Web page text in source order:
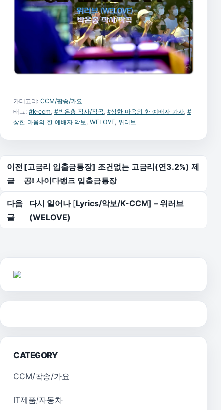
카테고리: CCM/팝송/가요
태그: #k-ccm #박은총 작사/작곡 #상한 마음의 한 예배자 가사 #
상한 마음의 한 예배자 악보 WELOVE 위러브
글 탐색
이전
글
[고금리 입출금통장] 조건없는 고금리(연3.2%) 제
공! 사이다뱅크 입출금통장
다음
글
다시 일어나 [Lyrics/악보/K-CCM] – 위러브
(WELOVE)
CATEGORY
CCM/팝송/가요
IT제품/자동차